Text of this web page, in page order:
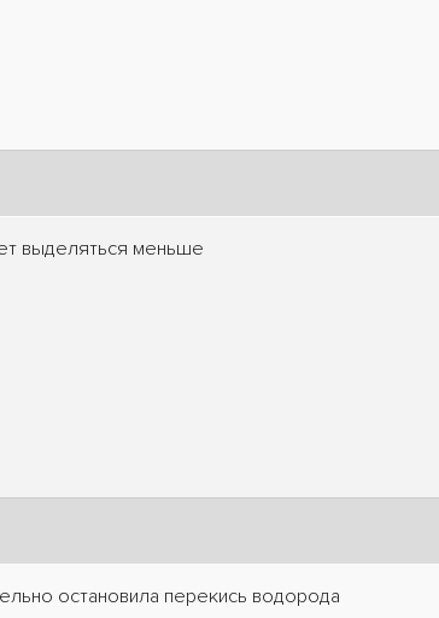
выделяться меньше
остановила перекись водорода